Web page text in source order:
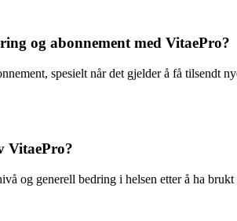
og abonnement med VitaePro?
spesielt når det gjelder å få tilsendt
VitaePro?
og generell bedring i helsen etter å ha